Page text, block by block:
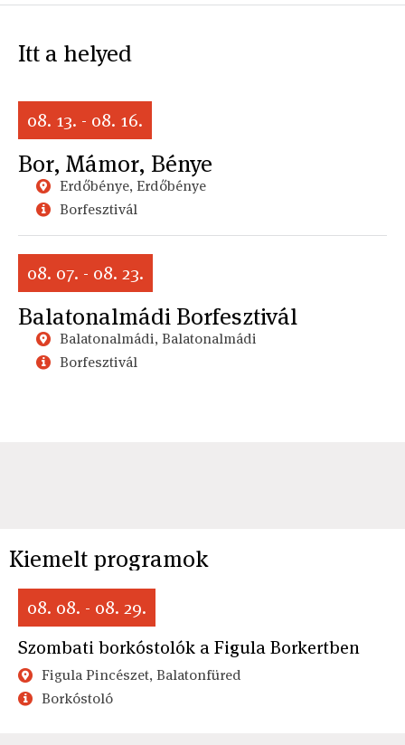
Itt a helyed
08. 13. - 08. 16.
Bor, Mámor, Bénye
Erdőbénye, Erdőbénye
Borfesztivál
08. 07. - 08. 23.
Balatonalmádi Borfesztivál
Balatonalmádi, Balatonalmádi
Borfesztivál
Kiemelt programok
08. 08. - 08. 29.
Szombati borkóstolók a Figula Borkertben
Figula Pincészet, Balatonfüred
Borkóstoló